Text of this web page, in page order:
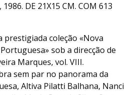
DE 21X15 CM. COM 613
prestigiada coleção «Nova
sob a direcção de
Marques, vol. VIII.
sem par no panorama da
Altiva Pilatti Balhana, Nanci